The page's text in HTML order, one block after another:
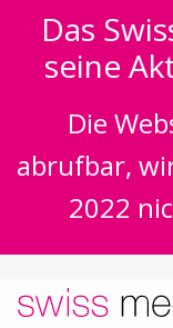
Das
seine
Die
abrufbar,
2022